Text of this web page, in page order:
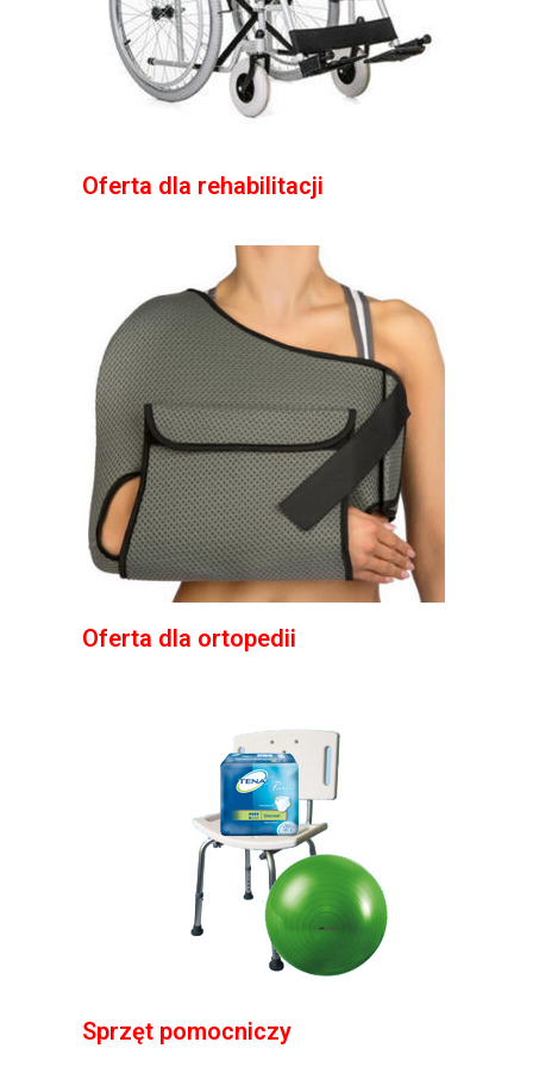
Oferta dla rehabilitacji
Oferta dla ortopedii
Sprzęt pomocniczy